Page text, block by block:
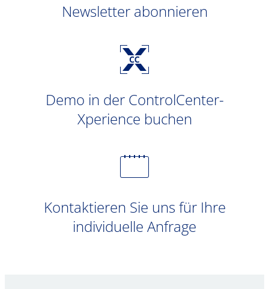
Newsletter abonnieren
Demo in der ControlCenter-
Xperience buchen
Kontaktieren Sie uns für Ihre
individuelle Anfrage